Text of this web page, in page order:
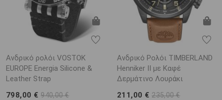
Ανδρικό ρολόι VOSTOK
EUROPE Energia Silicone &
Leather Strap
798,00 €940,00 €
Ανδρικό Ρολόι TIMBERLAND
Henniker II με Καφέ
Δερμάτινο Λουράκι
211,00 €235,00 €